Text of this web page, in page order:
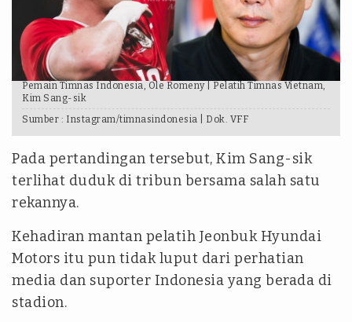
Pemain Timnas Indonesia, Ole Romeny | Pelatih Timnas Vietnam,
Kim Sang-sik
Sumber : Instagram/timnasindonesia | Dok. VFF
Pada pertandingan tersebut, Kim Sang-sik
terlihat duduk di tribun bersama salah satu
rekannya.
Kehadiran mantan pelatih Jeonbuk Hyundai
Motors itu pun tidak luput dari perhatian
media dan suporter Indonesia yang berada di
stadion.